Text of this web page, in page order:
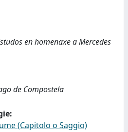
en homenaxe a Mercedes
de Compostela
(Capitolo o Saggio)